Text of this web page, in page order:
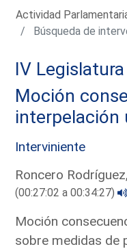
Actividad
Búsqueda de
IV Legislatura
Moción
interpelación
Interviniente
Roncero
(00:27:02 a 00:34:27)
Moción
sobre medidas de